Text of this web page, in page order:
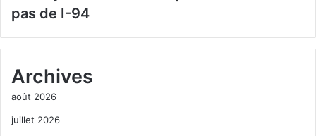
pas de I-94
Archives
août 2026
juillet 2026